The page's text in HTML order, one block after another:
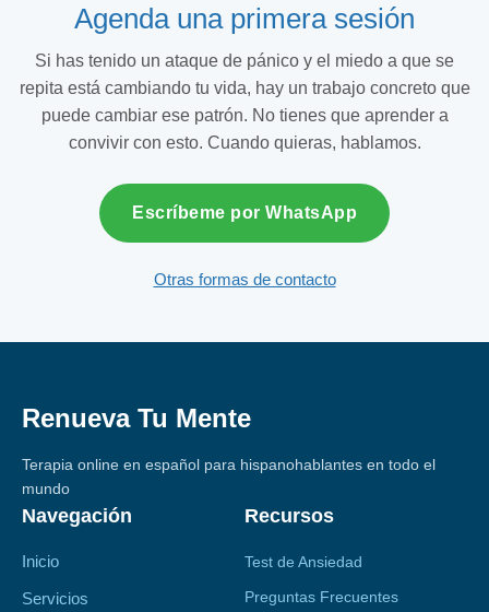
Agenda una primera sesión
Si has tenido un ataque de pánico y el miedo a que se
repita está cambiando tu vida, hay un trabajo concreto que
puede cambiar ese patrón. No tienes que aprender a
convivir con esto. Cuando quieras, hablamos.
Escríbeme por WhatsApp
Otras formas de contacto
Renueva Tu Mente
Terapia online en español para hispanohablantes en todo el
mundo
Navegación
Inicio
Servicios
Recursos
Test de Ansiedad
Preguntas Frecuentes